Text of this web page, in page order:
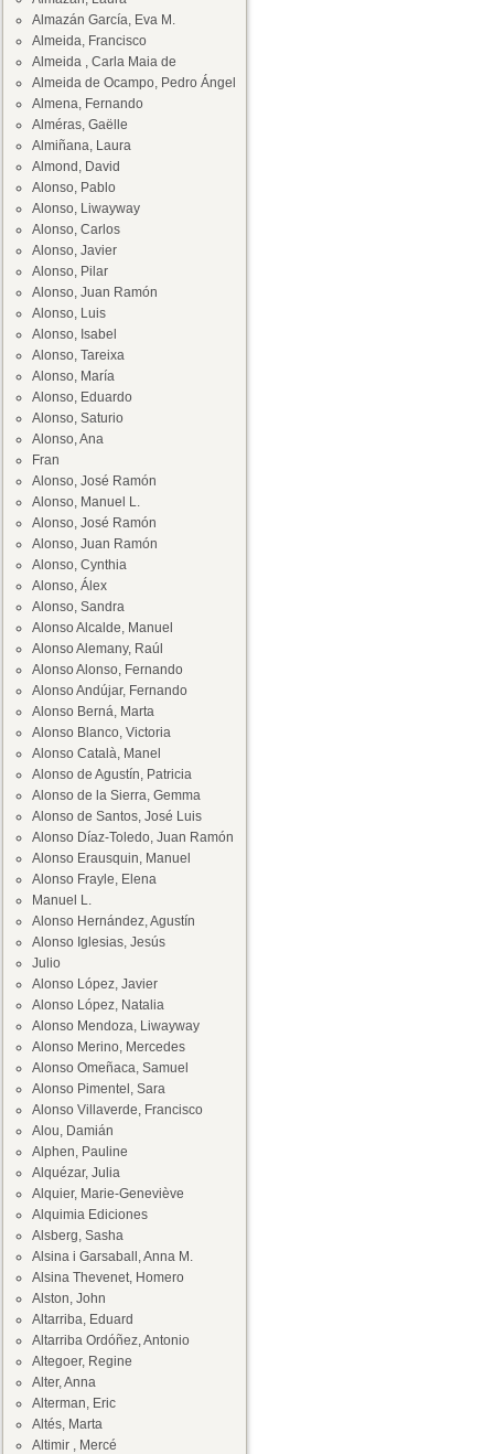
Almazán García, Eva M.
Almeida, Francisco
Almeida , Carla Maia de
Almeida de Ocampo, Pedro Ángel
Almena, Fernando
Alméras, Gaëlle
Almiñana, Laura
Almond, David
Alonso, Pablo
Alonso, Liwayway
Alonso, Carlos
Alonso, Javier
Alonso, Pilar
Alonso, Juan Ramón
Alonso, Luis
Alonso, Isabel
Alonso, Tareixa
Alonso, María
Alonso, Eduardo
Alonso, Saturio
Alonso, Ana
Fran
Alonso, José Ramón
Alonso, Manuel L.
Alonso, José Ramón
Alonso, Juan Ramón
Alonso, Cynthia
Alonso, Álex
Alonso, Sandra
Alonso Alcalde, Manuel
Alonso Alemany, Raúl
Alonso Alonso, Fernando
Alonso Andújar, Fernando
Alonso Berná, Marta
Alonso Blanco, Victoria
Alonso Català, Manel
Alonso de Agustín, Patricia
Alonso de la Sierra, Gemma
Alonso de Santos, José Luis
Alonso Díaz-Toledo, Juan Ramón
Alonso Erausquin, Manuel
Alonso Frayle, Elena
Manuel L.
Alonso Hernández, Agustín
Alonso Iglesias, Jesús
Julio
Alonso López, Javier
Alonso López, Natalia
Alonso Mendoza, Liwayway
Alonso Merino, Mercedes
Alonso Omeñaca, Samuel
Alonso Pimentel, Sara
Alonso Villaverde, Francisco
Alou, Damián
Alphen, Pauline
Alquézar, Julia
Alquier, Marie-Geneviève
Alquimia Ediciones
Alsberg, Sasha
Alsina i Garsaball, Anna M.
Alsina Thevenet, Homero
Alston, John
Altarriba, Eduard
Altarriba Ordóñez, Antonio
Altegoer, Regine
Alter, Anna
Alterman, Eric
Altés, Marta
Altimir , Mercé